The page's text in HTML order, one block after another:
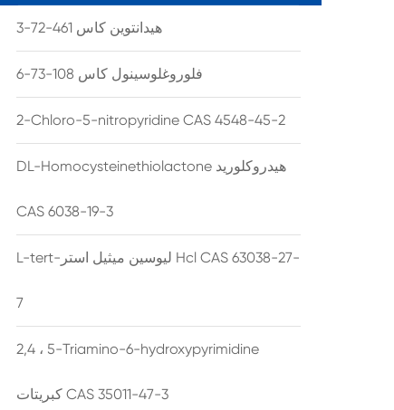
هيدانتوين كاس 461-72-3
فلوروغلوسينول كاس 108-73-6
2-Chloro-5-nitropyridine CAS 4548-45-2
DL-Homocysteinethiolactone هيدروكلوريد
CAS 6038-19-3
L-tert-ليوسين ميثيل استر Hcl CAS 63038-27-
7
2,4 ، 5-Triamino-6-hydroxypyrimidine
كبريتات CAS 35011-47-3